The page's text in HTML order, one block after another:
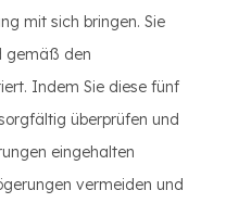
mit sich bringen. Sie
gemäß den
Indem Sie diese fünf
überprüfen und
eingehalten
vermeiden und